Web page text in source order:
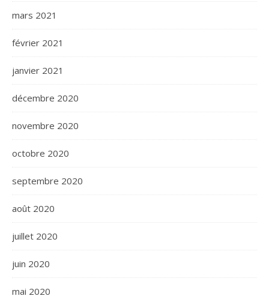
mars 2021
février 2021
janvier 2021
décembre 2020
novembre 2020
octobre 2020
septembre 2020
août 2020
juillet 2020
juin 2020
mai 2020